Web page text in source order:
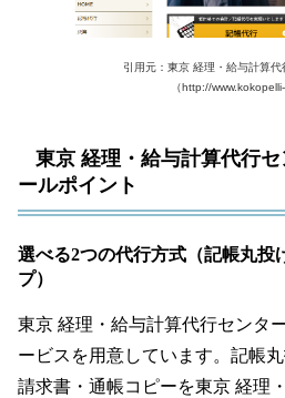
引用元：東京 経理・給与計算
（http://www.kokopelli-
東京 経理・給与計算代行
ールポイント
選べる2つの代行方式（記帳丸投
プ）
東京 経理・給与計算代行センタ
ービスを用意しています。記帳
請求書・通帳コピーを東京 経理